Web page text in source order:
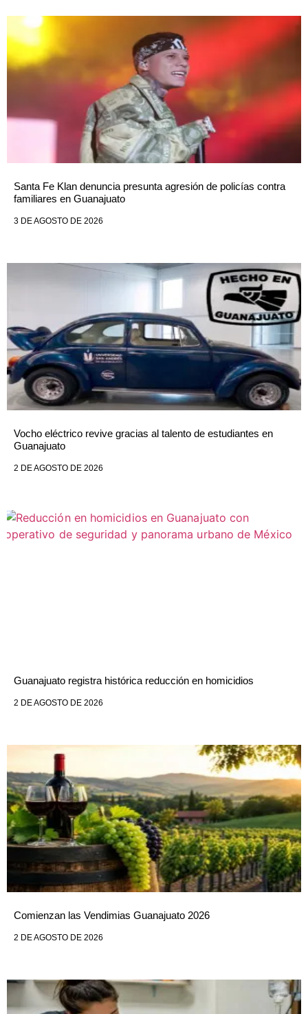
Santa Fe Klan denuncia presunta agresión de policías contra
familiares en Guanajuato
3 DE AGOSTO DE 2026
Vocho eléctrico revive gracias al talento de estudiantes en
Guanajuato
2 DE AGOSTO DE 2026
Guanajuato registra histórica reducción en homicidios
2 DE AGOSTO DE 2026
Comienzan las Vendimias Guanajuato 2026
2 DE AGOSTO DE 2026